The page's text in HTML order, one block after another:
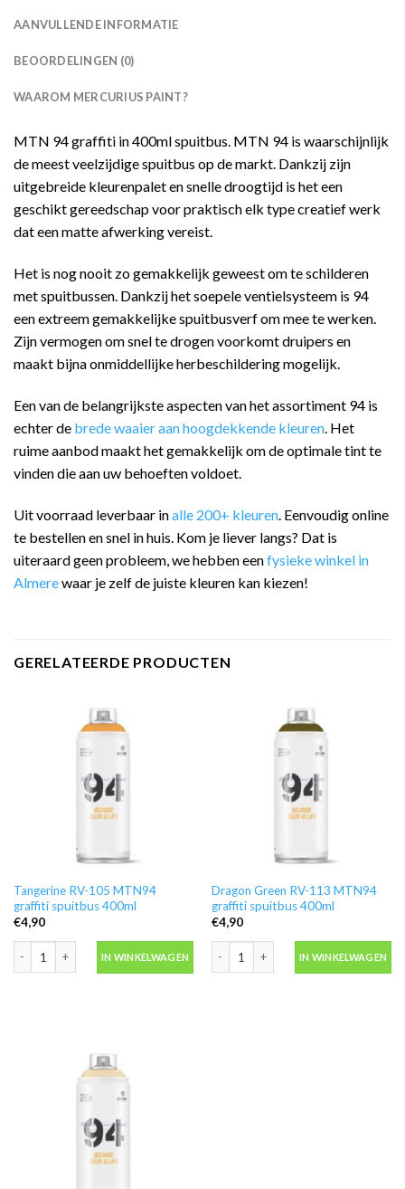
AANVULLENDE INFORMATIE
BEOORDELINGEN (0)
WAAROM MERCURIUS PAINT?
MTN 94 graffiti in 400ml spuitbus. MTN 94 is waarschijnlijk
de meest veelzijdige spuitbus op de markt. Dankzij zijn
uitgebreide kleurenpalet en snelle droogtijd is het een
geschikt gereedschap voor praktisch elk type creatief werk
dat een matte afwerking vereist.
Het is nog nooit zo gemakkelijk geweest om te schilderen
met spuitbussen. Dankzij het soepele ventielsysteem is 94
een extreem gemakkelijke spuitbusverf om mee te werken.
Zijn vermogen om snel te drogen voorkomt druipers en
maakt bijna onmiddellijke herbeschildering mogelijk.
Een van de belangrijkste aspecten van het assortiment 94 is
echter de brede waaier aan hoogdekkende kleuren. Het
ruime aanbod maakt het gemakkelijk om de optimale tint te
vinden die aan uw behoeften voldoet.
Uit voorraad leverbaar inalle 200+ kleuren . Eenvoudig online
te bestellen en snel in huis. Kom je liever langs? Dat is
uiteraard geen probleem, we hebben eenfysieke winkel in
Almerewaar je zelf de juiste kleuren kan kiezen!
GERELATEERDE PRODUCTEN
Tangerine RV-105 MTN94
graffiti spuitbus 400ml
€4,90
IN WINKELWAGEN
Dragon Green RV-113 MTN94
graffiti spuitbus 400ml
€4,90
IN WINKELWAGEN